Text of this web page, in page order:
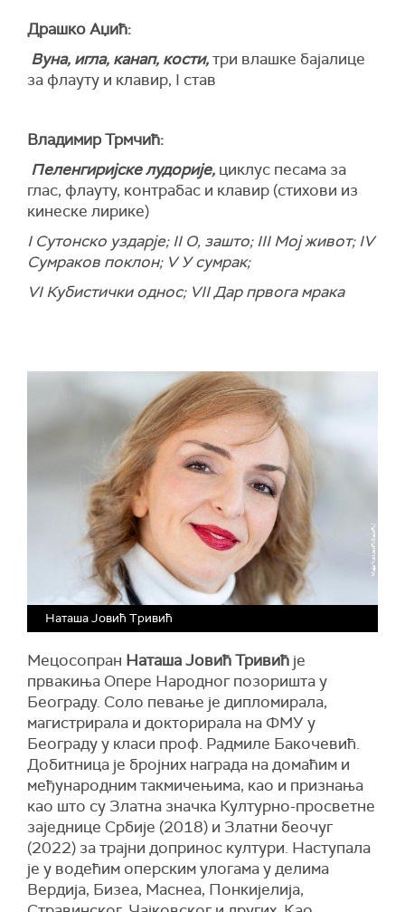
Драшко Аџић:
Вуна, игла, канап, кости,три влашке бајалице
за флауту и клавир, I став
Владимир Трмчић:
Пеленгиријске лудорије, циклус песама за
глас, флауту, контрабас и клавир (стихови из
кинеске лирике)
I Сутонско уздарје; II О, зашто; IIIМој живот; IV
Сумраков поклон; VУ сумрак;
VIКубистички однос; VIIДар првога мрака
Наташа Јовић Тривић
Мецосопран Наташа Јовић Тривић је
првакиња Опере Народног позоришта у
Београду. Соло певање је дипломирала,
магистрирала и докторирала на ФМУ у
Београду у класи проф. Радмиле Бакочевић.
Добитница је бројних награда на домаћим и
међународним такмичењима, као и признања
као што су Златна значка Културно-просветне
заједнице Србије (2018) и Златни беочуг
(2022) за трајни допринос култури. Наступала
је у водећим оперским улогама у делима
Вердија, Бизеа, Маснеа, Понкијелија,